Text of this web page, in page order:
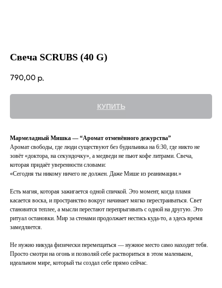
Свеча SCRUBS (40 G)
790,00 р.
КУПИТЬ
Мармеладный Мишка — “Аромат отменённого дежурства”
Аромат свободы, где люди существуют без будильника на 6:30, где никто не
зовёт «доктора, на секундочку», а медведи не пьют кофе литрами. Свеча,
которая придаёт уверенности словами:
«Сегодня ты никому ничего не должен. Даже Мише из реанимации.»
Есть магия, которая зажигается одной спичкой. Это момент, когда пламя
касается воска, и пространство вокруг начинает мягко перестраиваться. Свет
становится теплее, а мысли перестают перепрыгивать с одной на другую. Это
ритуал остановки. Мир за стенами продолжает нестись куда-то, а здесь время
замедляется.
Не нужно никуда физически перемещаться — нужное место само находит тебя.
Просто смотри на огонь и позволяй себе раствориться в этом маленьком,
идеальном мире, который ты создал себе прямо сейчас.